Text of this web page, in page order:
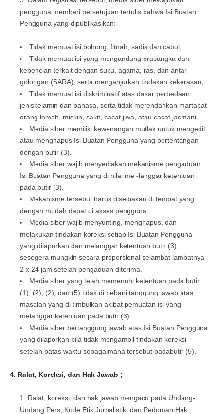
pengguna memberi persetujuan tertulis bahwa Isi Buatan
Pengguna yang dipublikasikan:
Tidak memuat isi bohong, fitnah, sadis dan cabul;
Tidak memuat isi yang mengandung prasangka dan
kebencian terkait dengan suku, agama, ras, dan antar
golongan (SARA), serta menganjurkan tindakan kekerasan;
Tidak memuat isi diskriminatif atas dasar perbedaan
jeniskelamin dan bahasa, serta tidak merendahkan martabat
orang lemah, miskin, sakit, cacat jiwa, atau cacat jasmani.
Media siber memiliki kewenangan mutlak untuk mengedit
atau menghapus Isi Buatan Pengguna yang bertentangan
dengan butir (3).
Media siber wajib menyediakan mekanisme pengaduan
Isi Buatan Pengguna yang di nilai me -langgar ketentuan
pada butir (3).
Mekanisme tersebut harus disediakan di tempat yang
dengan mudah dapat di akses pengguna.
Media siber wajib menyunting, menghapus, dan
melakukan tindakan koreksi setiap Isi Buatan Pengguna
yang dilaporkan dan melanggar ketentuan butir (3),
sesegera mungkin secara proporsional selambat lambatnya
2 x 24 jam setelah pengaduan diterima.
Media siber yang telah memenuhi ketentuan pada butir
(1), (2), (2), dan (5) tidak di bebani tanggung jawab atas
masalah yang di timbulkan akibat pemuatan isi yang
melanggar ketentuan pada butir (3).
Media siber bertanggung jawab atas Isi Buatan Pengguna
yang dilaporkan bila tidak mengambil tindakan koreksi
setelah batas waktu sebagaimana tersebut padabutir (5).
4. Ralat, Koreksi, dan Hak Jawab ;
Ralat, koreksi, dan hak jawab mengacu pada Undang-
Undang Pers, Kode Etik Jurnalistik, dan Pedoman Hak